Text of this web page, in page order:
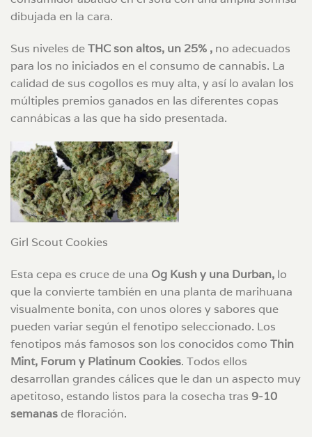
dibujada en la cara.
Sus niveles deTHC son altos, un 25% , no adecuados
para los no iniciados en el consumo de cannabis. La
calidad de sus cogollos es muy alta, y así lo avalan los
múltiples premios ganados en las diferentes copas
cannábicas a las que ha sido presentada.
Girl Scout Cookies
Esta cepa es cruce de una Og Kush y una Durban, lo
que la convierte también en una planta de marihuana
visualmente bonita, con unos olores y sabores que
pueden variar según el fenotipo seleccionado. Los
fenotipos más famosos son los conocidos como Thin
Mint, Forum y Platinum Cookies. Todos ellos
desarrollan grandes cálices que le dan un aspecto muy
apetitoso, estando listos para la cosecha tras 9-10
semanasde floración.